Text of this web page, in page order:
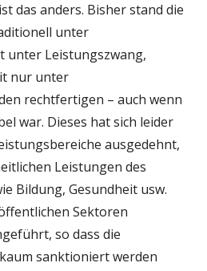
das anders. Bisher stand die
unter
unter Leistungszwang,
nur unter
rechtfertigen – auch wenn
war. Dieses hat sich leider
ausgedehnt,
Leistungen des
Bildung, Gesundheit usw.
Sektoren
so dass die
sanktioniert werden